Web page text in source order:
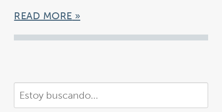
READ MORE
Buscar